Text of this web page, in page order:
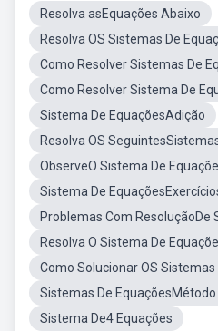
Resolva asEquações Abaixo
Resolva OS Sistemas De
Como Resolver Sistemas De
Como Resolver Sistema De
Sistema De EquaçõesAdição
Resolva OS
ObserveO Sistema De
Sistema De
Problemas Com ResoluçãoDe
Resolva O Sistema De
Como Solucionar OS Sistemas
Sistemas De EquaçõesMétodo
Sistema De4 Equações